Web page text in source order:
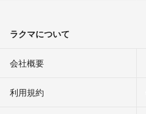
ラクマについて
会社概要
利用規約